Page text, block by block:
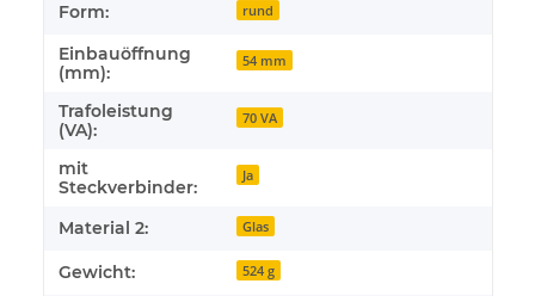
Form: rund
Einbauöffnung
(mm):
54 mm
Trafoleistung
(VA):
70 VA
mit
Steckverbinder:
Ja
Material 2: Glas
Gewicht: 524 g